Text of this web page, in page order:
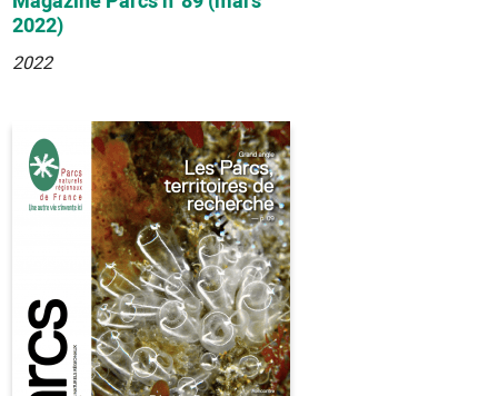
2022)
2022